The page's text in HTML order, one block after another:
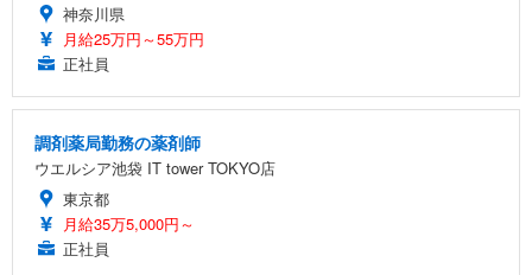
神奈川県
月給25万円～55万円
正社員
調剤薬局勤務の薬剤師
ウエルシア池袋 IT tower TOKYO店
東京都
月給35万5,000円～
正社員